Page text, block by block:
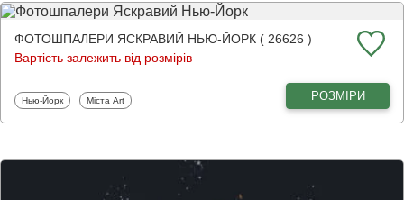
ФОТОШПАЛЕРИ ЯСКРАВИЙ НЬЮ-ЙОРК ( 26626 )
Вартість залежить від розмірів
Фотошпалери
Нью-Йорк Фотошпалери
Міста Art РОЗМІРИ